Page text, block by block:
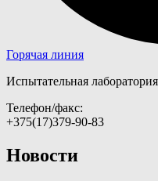
Горячая линия
Испытательная
Телефон/факс:
+375(17)379-90-83
Новости